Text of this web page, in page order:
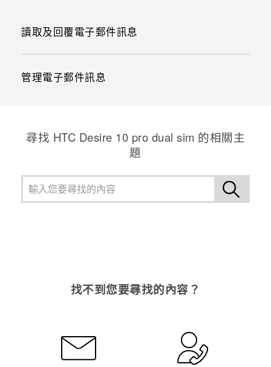
讀取及回覆電子郵件訊息
管理電子郵件訊息
尋找 HTC Desire 10 pro dual sim 的相關主
題
找不到您要尋找的內容？